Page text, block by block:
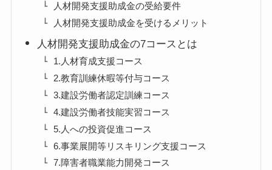
人材開発支援助成金の受給要件
人材開発支援助成金を受けるメリット
人材開発支援助成金の7コースとは
1.人材育成支援コース
2.教育訓練休暇等付与コース
3.建設労働者認定訓練コース
4.建設労働者技能実習コース
5.人への投資促進コース
6.事業展開等リスキリング支援コース
7.障害者職業能力開発コース